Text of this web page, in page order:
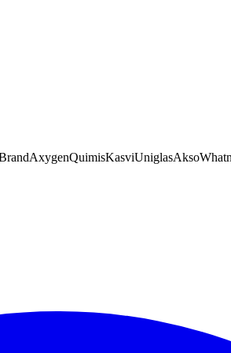
AxygenQuimisKasviUniglasAkso